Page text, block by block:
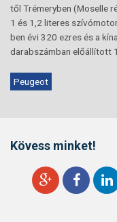
től Trémeryben (Moselle
1 és 1,2 literes
ben évi 320 ezres és a
darabszámban előállított
Peugeot
Kövess minket!